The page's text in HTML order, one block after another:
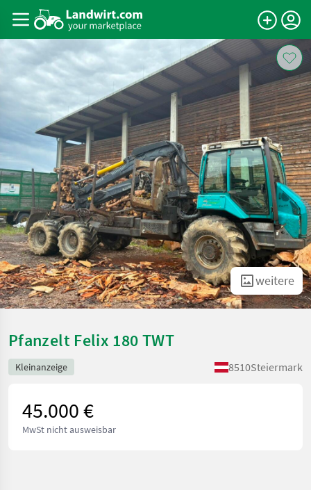
weitere
Pfanzelt Felix 180 TWT
Kleinanzeige 8510Steiermark
45.000 €
MwSt nicht ausweisbar